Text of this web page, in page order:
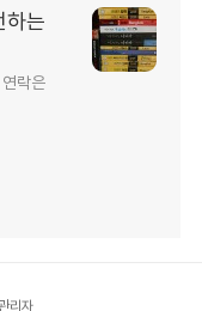
하는
락은
리자